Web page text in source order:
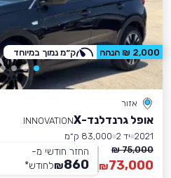
אזור
אופל גרנדלנד-X
INNOVATION
2021 יד 2
83,000 ק״מ
75,000 ₪
73,000
₪
החזר חודשי מ-
860
₪לחודש*
2,000 ₪ הנחה ק״מ נמוך במיוחד